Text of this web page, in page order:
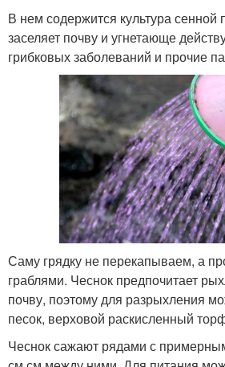
В нем содержится культура сенной
заселяет почву и угнетающе
грибковых заболеваний и прочие
Саму грядку не перекапываем, а
граблями. Чеснок предпочитает
почву, поэтому для разрыхления
песок, верховой раскисленный
Чеснок сажают рядами с